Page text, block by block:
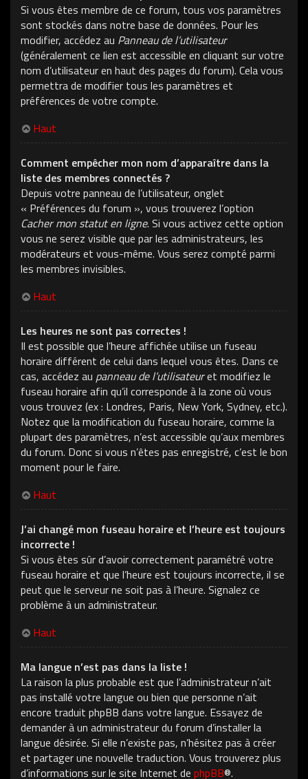
Si vous êtes membre de ce forum, tous vos paramètres
sont stockés dans notre base de données. Pour les
modifier, accédez au Panneau de l’utilisateur
(généralement ce lien est accessible en cliquant sur votre
nom d’utilisateur en haut des pages du forum). Cela vous
permettra de modifier tous les paramètres et
préférences de votre compte.
Haut
Comment empêcher mon nom d’apparaître dans la
liste des membres connectés ?
Depuis votre panneau de l’utilisateur, onglet
« Préférences du forum », vous trouverez l’option
Cacher mon statut en ligne. Si vous activez cette option
vous ne serez visible que par les administrateurs, les
modérateurs et vous-même. Vous serez compté parmi
les membres invisibles.
Haut
Les heures ne sont pas correctes !
Il est possible que l’heure affichée utilise un fuseau
horaire différent de celui dans lequel vous êtes. Dans ce
cas, accédez au panneau de l’utilisateuret modifiez le
fuseau horaire afin qu’il corresponde à la zone où vous
vous trouvez (ex : Londres, Paris, New York, Sydney, etc.).
Notez que la modification du fuseau horaire, comme la
plupart des paramètres, n’est accessible qu’aux membres
du forum. Donc si vous n’êtes pas enregistré, c’est le bon
moment pour le faire.
Haut
J’ai changé mon fuseau horaire et l’heure est toujours
incorrecte !
Si vous êtes sûr d’avoir correctement paramétré votre
fuseau horaire et que l’heure est toujours incorrecte, il se
peut que le serveur ne soit pas à l’heure. Signalez ce
problème à un administrateur.
Haut
Ma langue n’est pas dans la liste !
La raison la plus probable est que l’administrateur n’ait
pas installé votre langue ou bien que personne n’ait
encore traduit phpBB dans votre langue. Essayez de
demander à un administrateur du forum d’installer la
langue désirée. Si elle n’existe pas, n’hésitez pas à créer
et partager une nouvelle traduction. Vous trouverez plus
d’informations sur le site Internet de phpBB®.